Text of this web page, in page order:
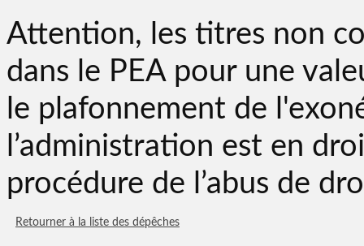
Attention, les titres non
dans le PEA pour une
le plafonnement de
l’administration est en
procédure de l’abus de
Retourner à la liste des dépêches